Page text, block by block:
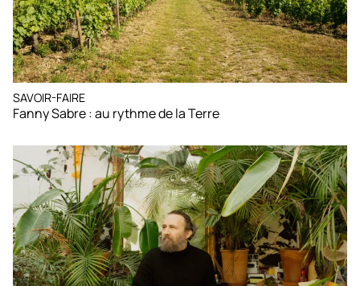
SAVOIR-FAIRE
Fanny Sabre : au rythme de la Terre